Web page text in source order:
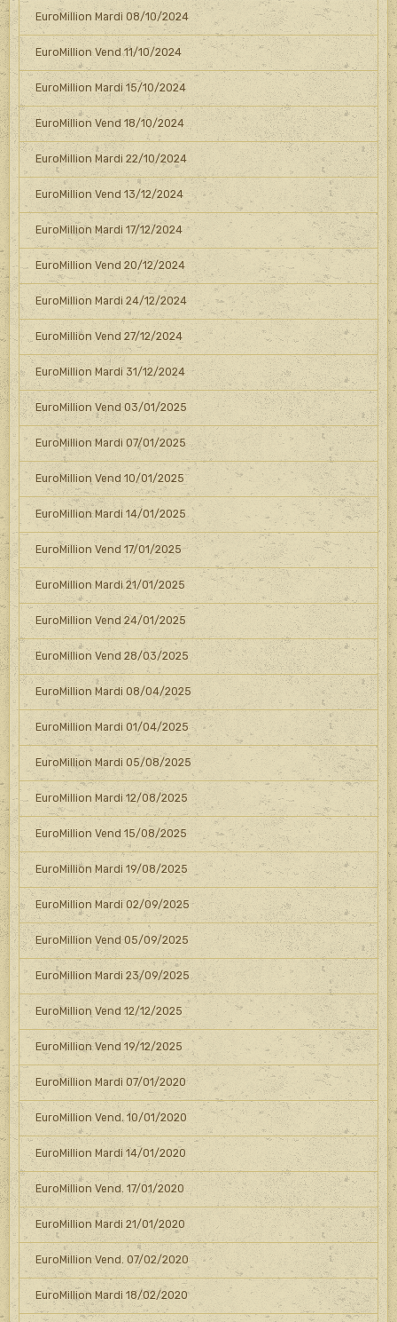
EuroMillion Mardi 08/10/2024
EuroMillion Vend 11/10/2024
EuroMillion Mardi 15/10/2024
EuroMillion Vend 18/10/2024
EuroMillion Mardi 22/10/2024
EuroMillion Vend 13/12/2024
EuroMillion Mardi 17/12/2024
EuroMillion Vend 20/12/2024
EuroMillion Mardi 24/12/2024
EuroMillion Vend 27/12/2024
EuroMillion Mardi 31/12/2024
EuroMillion Vend 03/01/2025
EuroMillion Mardi 07/01/2025
EuroMillion Vend 10/01/2025
EuroMillion Mardi 14/01/2025
EuroMillion Vend 17/01/2025
EuroMillion Mardi 21/01/2025
EuroMillion Vend 24/01/2025
EuroMillion Vend 28/03/2025
EuroMillion Mardi 08/04/2025
EuroMillion Mardi 01/04/2025
EuroMillion Mardi 05/08/2025
EuroMillion Mardi 12/08/2025
EuroMillion Vend 15/08/2025
EuroMillion Mardi 19/08/2025
EuroMillion Mardi 02/09/2025
EuroMillion Vend 05/09/2025
EuroMillion Mardi 23/09/2025
EuroMillion Vend 12/12/2025
EuroMillion Vend 19/12/2025
EuroMillion Mardi 07/01/2020
EuroMillion Vend. 10/01/2020
EuroMillion Mardi 14/01/2020
EuroMillion Vend. 17/01/2020
EuroMillion Mardi 21/01/2020
EuroMillion Vend. 07/02/2020
EuroMillion Mardi 18/02/2020